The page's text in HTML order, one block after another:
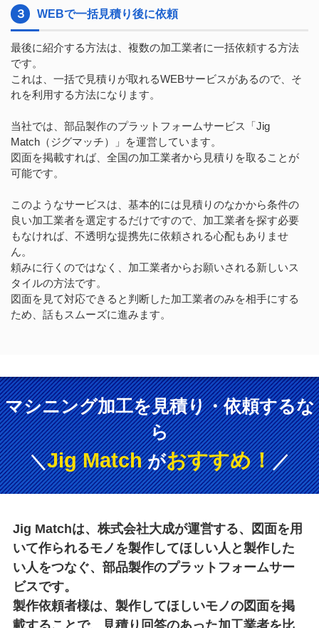
３ WEBで一括見積り後に依頼
最後に紹介する方法は、複数の加工業者に一括依頼する方法
です。
これは、一括で見積りが取れるWEBサービスがあるので、そ
れを利用する方法になります。
当社では、部品製作のプラットフォームサービス「Jig
Match（ジグマッチ）」を運営しています。
図面を掲載すれば、全国の加工業者から見積りを取ることが
可能です。
このようなサービスは、基本的には見積りのなかから条件の
良い加工業者を選定するだけですので、加工業者を探す必要
もなければ、不透明な提携先に依頼される心配もありませ
ん。
頼みに行くのではなく、加工業者からお願いされる新しいス
タイルの方法です。
図面を見て対応できると判断した加工業者のみを相手にする
ため、話もスムーズに進みます。
マシニング加工を見積り・依頼するな
ら
＼Jig Matchがおすすめ！／
Jig Matchは、株式会社大成が運営する、図面を用
いて作られるモノを製作してほしい人と製作した
い人をつなぐ、部品製作のプラットフォームサー
ビスです。
製作依頼者様は、製作してほしいモノの図面を掲
載することで、見積り回答のあった加工業者を比